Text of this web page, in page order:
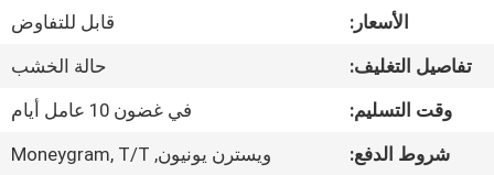
المعمل
ضبط
الجودة
الأسعار:
قابل للتفاوض
تفاصيل التغليف:
حالة الخشب
وقت التسليم:
في غضون 10 عامل أيام
شروط الدفع:
ويسترن يونيون, Moneygram, T/T